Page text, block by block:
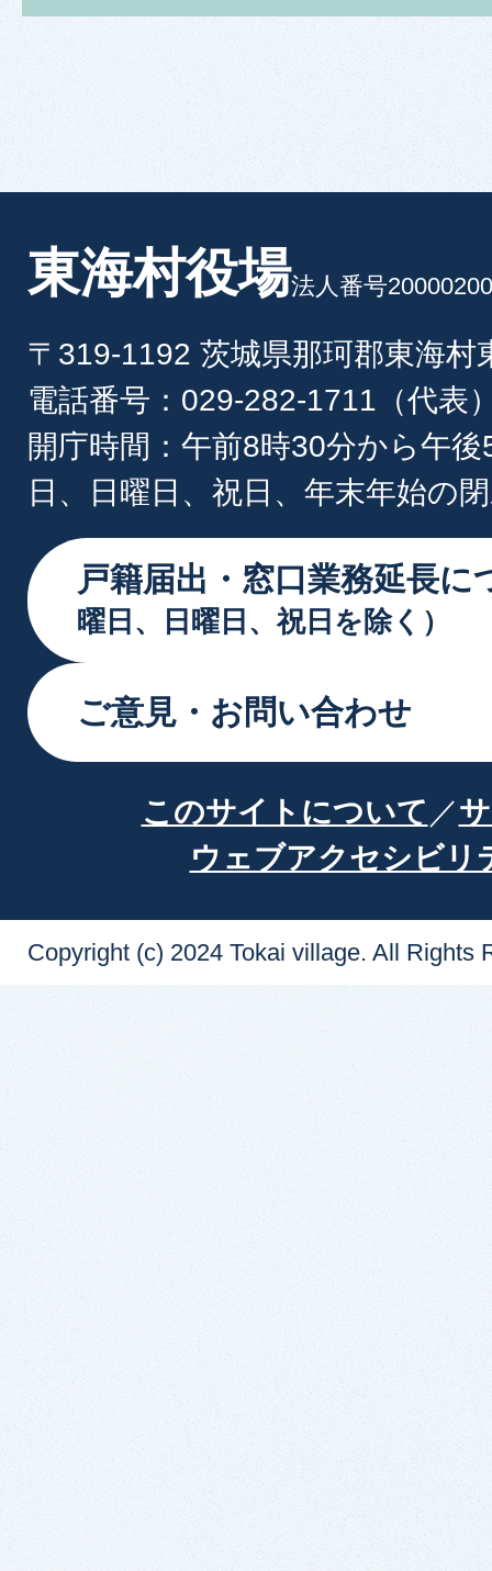
東海村役場法人番号
〒319-1192 茨城県那珂郡東海村
電話番号：029-282-1711（代表
開庁時間：午前8時30分から午
日、日曜日、祝日、年末年始の
戸籍届出・窓口業務延長に
曜日、日曜日、祝日を除く）
ご意見・お問い合わせ
このサイトについて
ウェブアクセシビリ
Copyright (c) 2024 Tokai village. All Rights